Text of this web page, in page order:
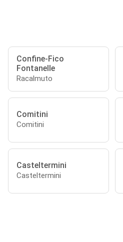
Confine-Fico
Fontanelle
Racalmuto
Comitini
Comitini
Casteltermini
Casteltermini